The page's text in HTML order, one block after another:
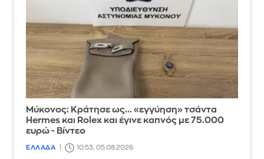
Μύκονος: Κράτησε ως... «εγγύηση» τσάντα
Hermes και Rolex και έγινε καπνός με 75.000
ευρώ - Βίντεο
ΕΛΛΑΔΑ 10:53, 05.08.2026